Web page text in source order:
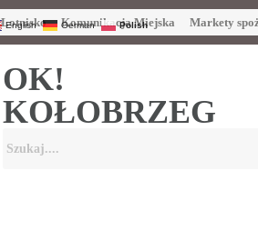
Lotnisko Komunikacja Miejska Markety
OK!
KOŁOBRZEG
English German Polish